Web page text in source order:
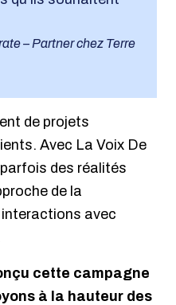
– Partner chez Terre
de projets
Avec La Voix De
des réalités
de la
avec
cette campagne
à la hauteur des